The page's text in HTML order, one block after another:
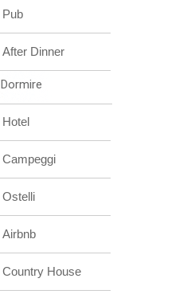
Pub
After Dinner
Dormire
Hotel
Campeggi
Ostelli
Airbnb
Country House